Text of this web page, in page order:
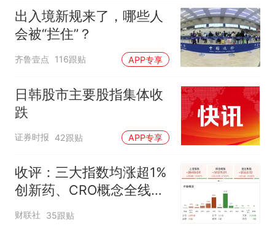
出入境新规来了，哪些人
会被“拦住”？
齐鲁壹点 116跟贴 APP专享
日韩股市主要股指集体收
跌
证券时报 42跟贴 APP专享
收评：三大指数均涨超1%
创新药、CRO概念全线走
强
财联社 35跟贴